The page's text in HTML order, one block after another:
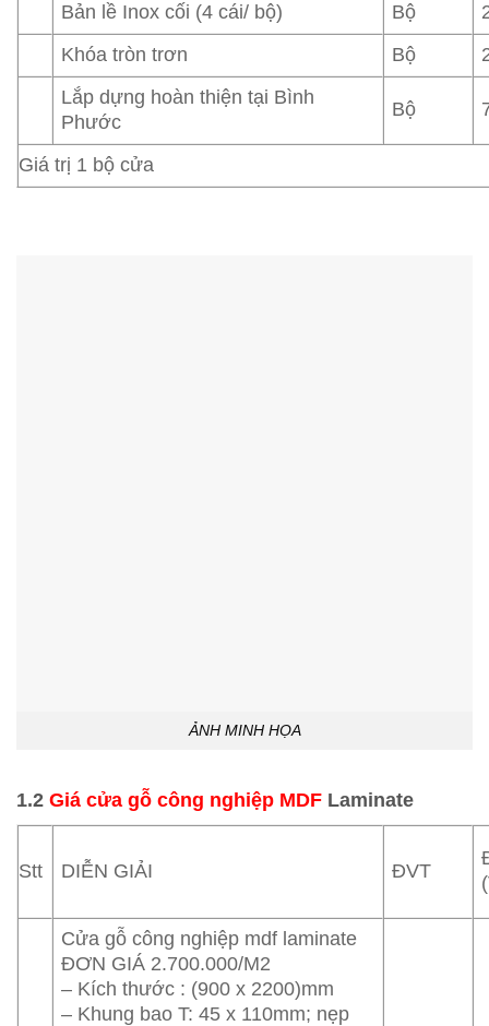
Bản lề Inox cối (4 cái/ bộ) Bộ
Khóa tròn trơn
Bộ
Lắp dựng hoàn thiện tại Bình
Phước
Bộ
Giá trị 1 bộ cửa
ẢNH MINH HỌA
1.2 Giá cửa gỗ công nghiệp MDF Laminate
Stt DIỄN GIẢI ĐVT
Cửa gỗ công nghiệp mdf laminate
ĐƠN GIÁ 2.700.000/M2
– Kích thước : (900 x 2200)mm
– Khung bao T: 45 x 110mm; nẹp